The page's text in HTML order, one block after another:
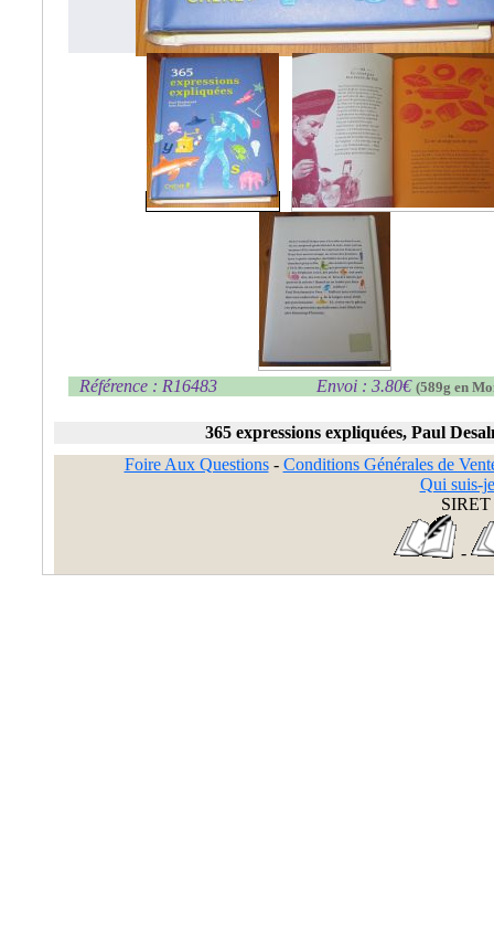
Référence : R16483 Envoi : 3.80€ (589g en
365 expressions expliquées, Paul
Foire Aux Questions- Conditions Générales de
Qui suis-
SIRET
-